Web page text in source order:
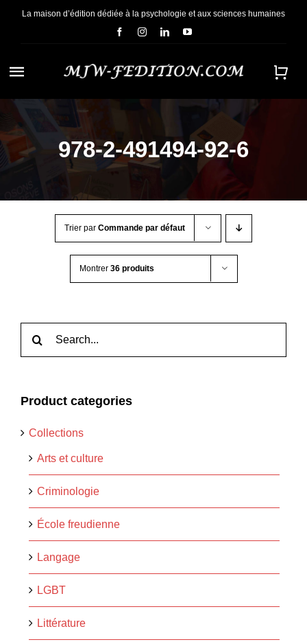
PasserLa maison d’édition dédiée à la psychologie et aux sciences humaines
Navigation
à
bascule
ACCUEIL
NOUS CONNAÎTRE
CONTACT
978-2-491494-92-6
Trier par Commande par défaut
Montrer 36 produits
Product categories
Collections
Arts et culture
Criminologie
École freudienne
Langage
LGBT
Littérature